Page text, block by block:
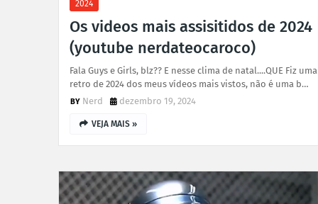
2024
Os videos mais assisitidos de 2024
(youtube nerdateocaroco)
Fala Guys e Girls, blz?? E nesse clima de natal....QUE Fiz uma
retro de 2024 dos meus vídeos mais vistos, não é uma b…
Nerd
dezembro 19, 2024
VEJA MAIS »